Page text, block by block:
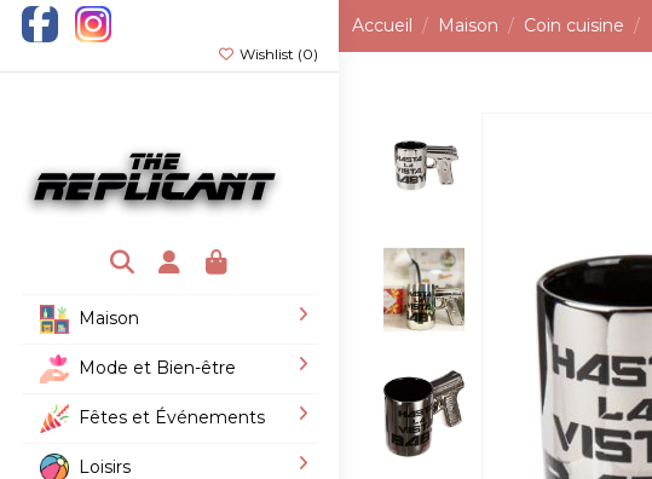
Wishlist (0)
Maison
Mode et Bien-être
Fêtes et Événements
Loisirs
Accueil Maison Coin cuisine